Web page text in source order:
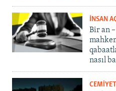
İNSAN
Bir an –
nasıl
CEMİYET